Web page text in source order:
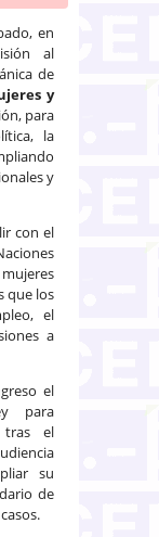
en
al
de
y
para
la
y
con el
que los
el
a
el
para
tras el
su
de